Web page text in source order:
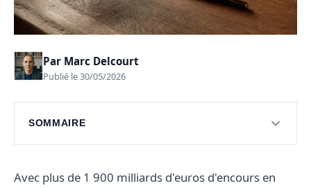
Par Marc Delcourt
Publié le 30/05/2026
SOMMAIRE
Comprendre la fiscalité de l'assurance vie
Les prélèvements sociaux sur l'assurance vie
Avec plus de 1 900 milliards d'euros d'encours en